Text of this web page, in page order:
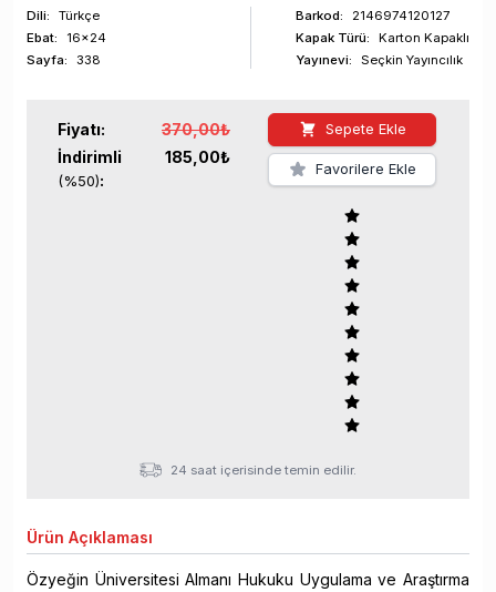
Dili:
Türkçe
Ebat:
16x24
Sayfa: 338
Barkod:
2146974120127
Kapak Türü:
Karton Kapaklı
Yayınevi:
Seçkin Yayıncılık
Fiyatı: 370,00₺
İndirimli
(%50):
185,00₺
Sepete Ekle
Favorilere Ekle
24 saat içerisinde temin edilir.
Ürün Açıklaması
Özyeğin Üniversitesi Almanı Hukuku Uygulama ve Araştırma